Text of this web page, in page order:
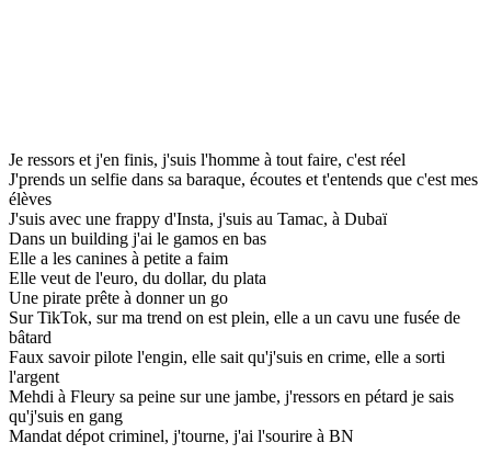
Je ressors et j'en finis, j'suis l'homme à tout faire, c'est réel
J'prends un selfie dans sa baraque, écoutes et t'entends que c'est mes
élèves
J'suis avec une frappy d'Insta, j'suis au Tamac, à Dubaï
Dans un building j'ai le gamos en bas
Elle a les canines à petite a faim
Elle veut de l'euro, du dollar, du plata
Une pirate prête à donner un go
Sur TikTok, sur ma trend on est plein, elle a un cavu une fusée de
bâtard
Faux savoir pilote l'engin, elle sait qu'j'suis en crime, elle a sorti
l'argent
Mehdi à Fleury sa peine sur une jambe, j'ressors en pétard je sais
qu'j'suis en gang
Mandat dépot criminel, j'tourne, j'ai l'sourire à BN